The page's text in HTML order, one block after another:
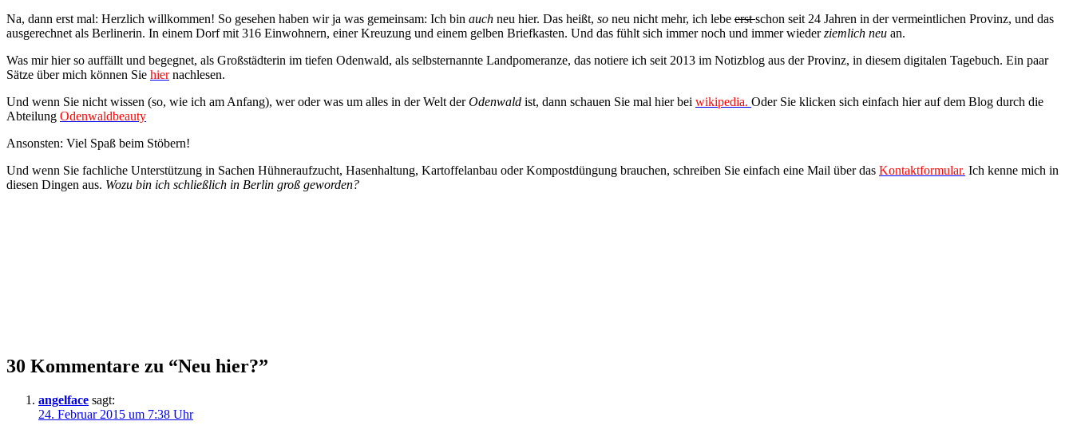
Na, dann erst mal: Herzlich willkommen! So gesehen haben wir ja was gemeinsam: Ich bin auch neu hier. Das heißt, so neu nicht mehr, ich lebe erstschon seit 24 Jahren in der vermeintlichen Provinz, und das
ausgerechnet als Berlinerin. In einem Dorf mit 316 Einwohnern, einer Kreuzung und einem gelben Briefkasten. Und das fühlt sich immer noch und immer wiederziemlich neu an.
Was mir hier so auffällt und begegnet, als Großstädterin im tiefen Odenwald, als selbsternannte Landpomeranze, das notiere ich seit 2013 im Notizblog aus der Provinz, in diesem digitalen Tagebuch. Ein paar
Sätze über mich können Sie hiernachlesen.
Und wenn Sie nicht wissen (so, wie ich am Anfang), wer oder was um alles in der Welt derOdenwald ist, dann schauen Sie mal hier bei wikipedia. Oder Sie klicken sich einfach hier auf dem Blog durch die
Abteilung Odenwaldbeauty
Ansonsten: Viel Spaß beim Stöbern!
Und wenn Sie fachliche Unterstützung in Sachen Hühneraufzucht, Hasenhaltung, Kartoffelanbau oder Kompostdüngung brauchen, schreiben Sie einfach eine Mail über das Kontaktformular. Ich kenne mich in
diesen Dingen aus. Wozu bin ich schließlich in Berlin groß geworden?
30 Kommentare zu “Neu hier?”
angelface sagt:
24. Februar 2015 um 7:38 Uhr